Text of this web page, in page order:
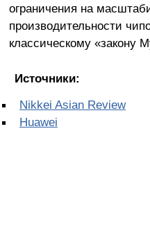
ограничения на
производительности
классическому «закону
Источники:
Nikkei Asian Review
Huawei